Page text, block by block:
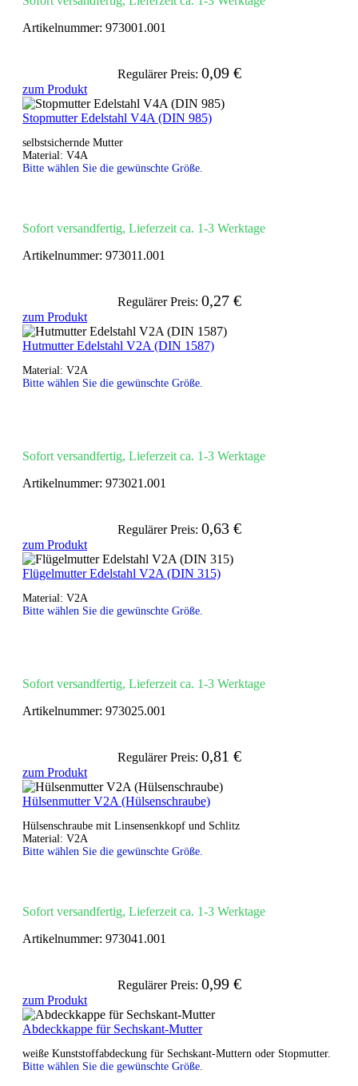
Artikelnummer: 973001.001
Regulärer Preis: 0,09 €
zum Produkt
Stopmutter Edelstahl V4A (DIN 985)
selbstsichernde Mutter
Material: V4A
Bitte wählen Sie die gewünschte Größe.
Sofort versandfertig, Lieferzeit ca. 1-3 Werktage
Artikelnummer: 973011.001
Regulärer Preis: 0,27 €
zum Produkt
Hutmutter Edelstahl V2A (DIN 1587)
Material: V2A
Bitte wählen Sie die gewünschte Größe.
Sofort versandfertig, Lieferzeit ca. 1-3 Werktage
Artikelnummer: 973021.001
Regulärer Preis: 0,63 €
zum Produkt
Flügelmutter Edelstahl V2A (DIN 315)
Material: V2A
Bitte wählen Sie die gewünschte Größe.
Sofort versandfertig, Lieferzeit ca. 1-3 Werktage
Artikelnummer: 973025.001
Regulärer Preis: 0,81 €
zum Produkt
Hülsenmutter V2A (Hülsenschraube)
Hülsenschraube mit Linsensenkkopf und Schlitz
Material: V2A
Bitte wählen Sie die gewünschte Größe.
Sofort versandfertig, Lieferzeit ca. 1-3 Werktage
Artikelnummer: 973041.001
Regulärer Preis: 0,99 €
zum Produkt
Abdeckkappe für Sechskant-Mutter
weiße Kunststoffabdeckung für Sechskant-Muttern oder Stopmutter.
Bitte wählen Sie die gewünschte Größe.